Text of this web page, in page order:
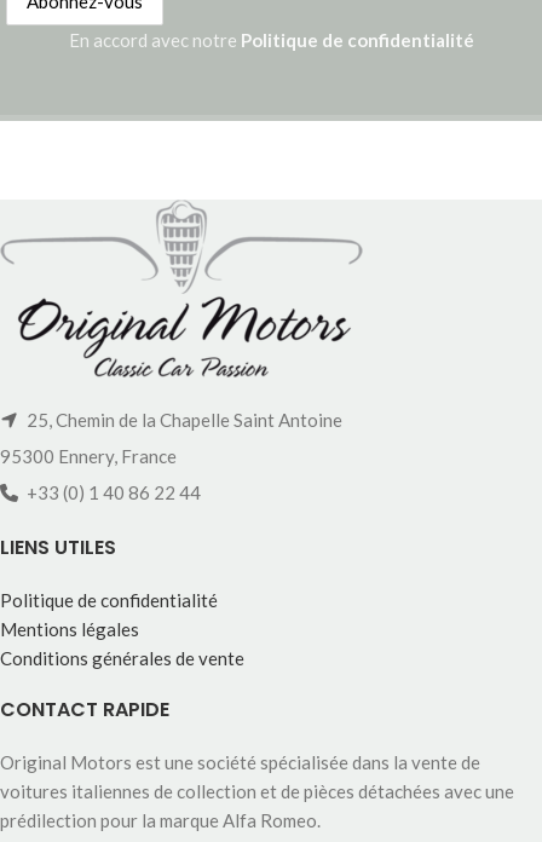
En accord avec notre Politique de confidentialité
25, Chemin de la Chapelle Saint Antoine
95300 Ennery, France
+33 (0) 1 40 86 22 44
LIENS UTILES
Politique de confidentialité
Mentions légales
Conditions générales de vente
CONTACT RAPIDE
Original Motors est une société spécialisée dans la vente de
voitures italiennes de collection et de pièces détachées avec une
prédilection pour la marque Alfa Romeo.